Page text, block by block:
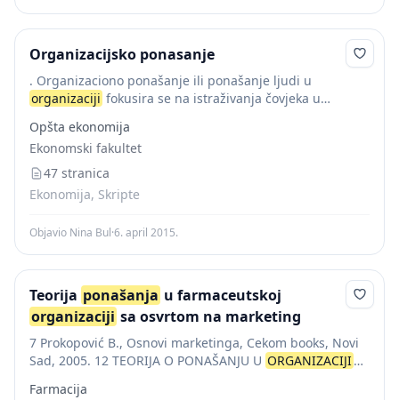
Organizacijsko ponasanje
. Organizaciono ponašanje ili ponašanje ljudi u
organizaciji fokusira se na istraživanja čovjeka u
organizacijii otkrili načini kako se na njega može...
Opšta ekonomija
Ekonomski fakultet
47 stranica
Ekonomija, Skripte
Objavio Nina Bul·6. april 2015.
Teorija ponašanja u farmaceutskoj
organizaciji sa osvrtom na marketing
7 Prokopović B., Osnovi marketinga, Cekom books, Novi
Sad, 2005. 12 TEORIJA O PONAŠANJU U ORGANIZACIJI
okviru ovih elemenata razmotrićemo ponašanje
Farmacija